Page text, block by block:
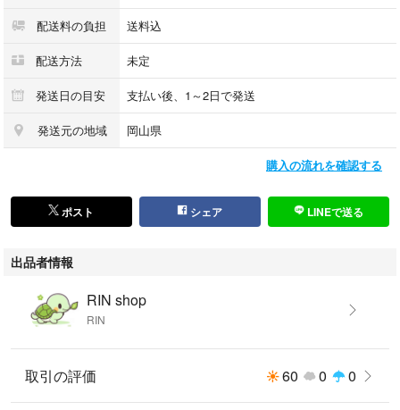
鉄の半分の軽さで同じ強さを発揮する。したがって、アルミの弁当箱など
軽量化素材としてぴったり。【美しくて安全】毎日使うお弁当箱だから、
サビで汚れたりすることがなく、衛生で清潔に使いやすい素材。【リサイ
クル素材の代表格】もしアルミ製品が廃品となっても他素材の部品をはず
して選別すれば再度リサイクル可能。環境にも配慮できる金属。
ラはお子様のお弁当用にピッタリなSサイズ。軽くて丈夫、錆びることも
ほとんどないので、衛生面でも安心。内フタを外せば、保育園や幼稚園で
の温め直しにも対応できる。size:高さ4.5×幅13.8×奥行9.5cm重さ:160g容
耐熱、耐冷温度:-30~60℃※取り外しのできる仕切り付き。※電子レンジ、
食器洗い機使用不可。※弁当保温庫に入れる際には、必ず内フタを外して
れた場合は横にしないでください。※内ふたは温度変化によって変形する
8b7cB004TOTZ6S928d
配送料の負担 送料込
配送方法 未定
発送日の目安 支払い後、1～2日で発送
発送元の地域 岡山県
購入の流れを確認する
ポスト シェア LINEで送る
出品者情報
RIN shop
RIN
取引の評価 60 0 0